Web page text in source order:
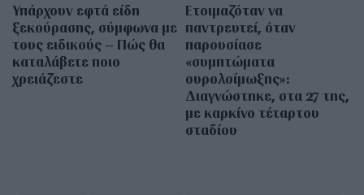
Υπάρχουν εφτά είδη
ξεκούρασης, σύμφωνα με
τους ειδικούς – Πώς θα
καταλάβετε ποιο
χρειάζεστε
Ετοιμαζόταν να
παντρευτεί, όταν
παρουσίασε
«συμπτώματα
ουρολοίμωξης»:
Διαγνώστηκε, στα 27 της,
με καρκίνο τέταρτου
σταδίου